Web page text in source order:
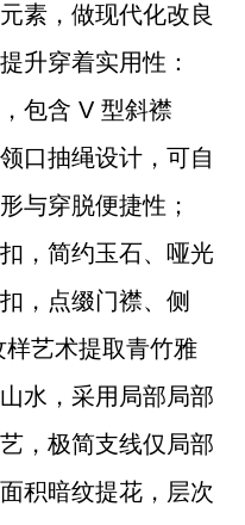
素，做现代化改良
升穿着实用性：
包含 V 型斜襟
口抽绳设计，可自
与穿脱便捷性；
，简约玉石、哑光
，点缀门襟、侧
艺术提取青竹雅
水，采用局部局部
，极简支线仅局部
积暗纹提花，层次